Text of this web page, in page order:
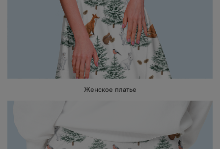
Женское платье